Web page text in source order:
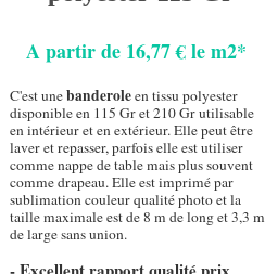
A partir de 16,77 € le m2*
C'est unebanderoleen tissu polyester
disponible en 115 Gr et 210 Gr utilisable
en intérieur et en extérieur. Elle peut être
laver et repasser, parfois elle est utiliser
comme nappe de table mais plus souvent
comme drapeau. Elle est imprimé par
sublimation couleur qualité photo et la
taille maximale est de 8 m de long et 3,3 m
de large sans union.